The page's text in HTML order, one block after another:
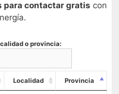
para contactar gratis con
o provincia:
Localidad Provincia